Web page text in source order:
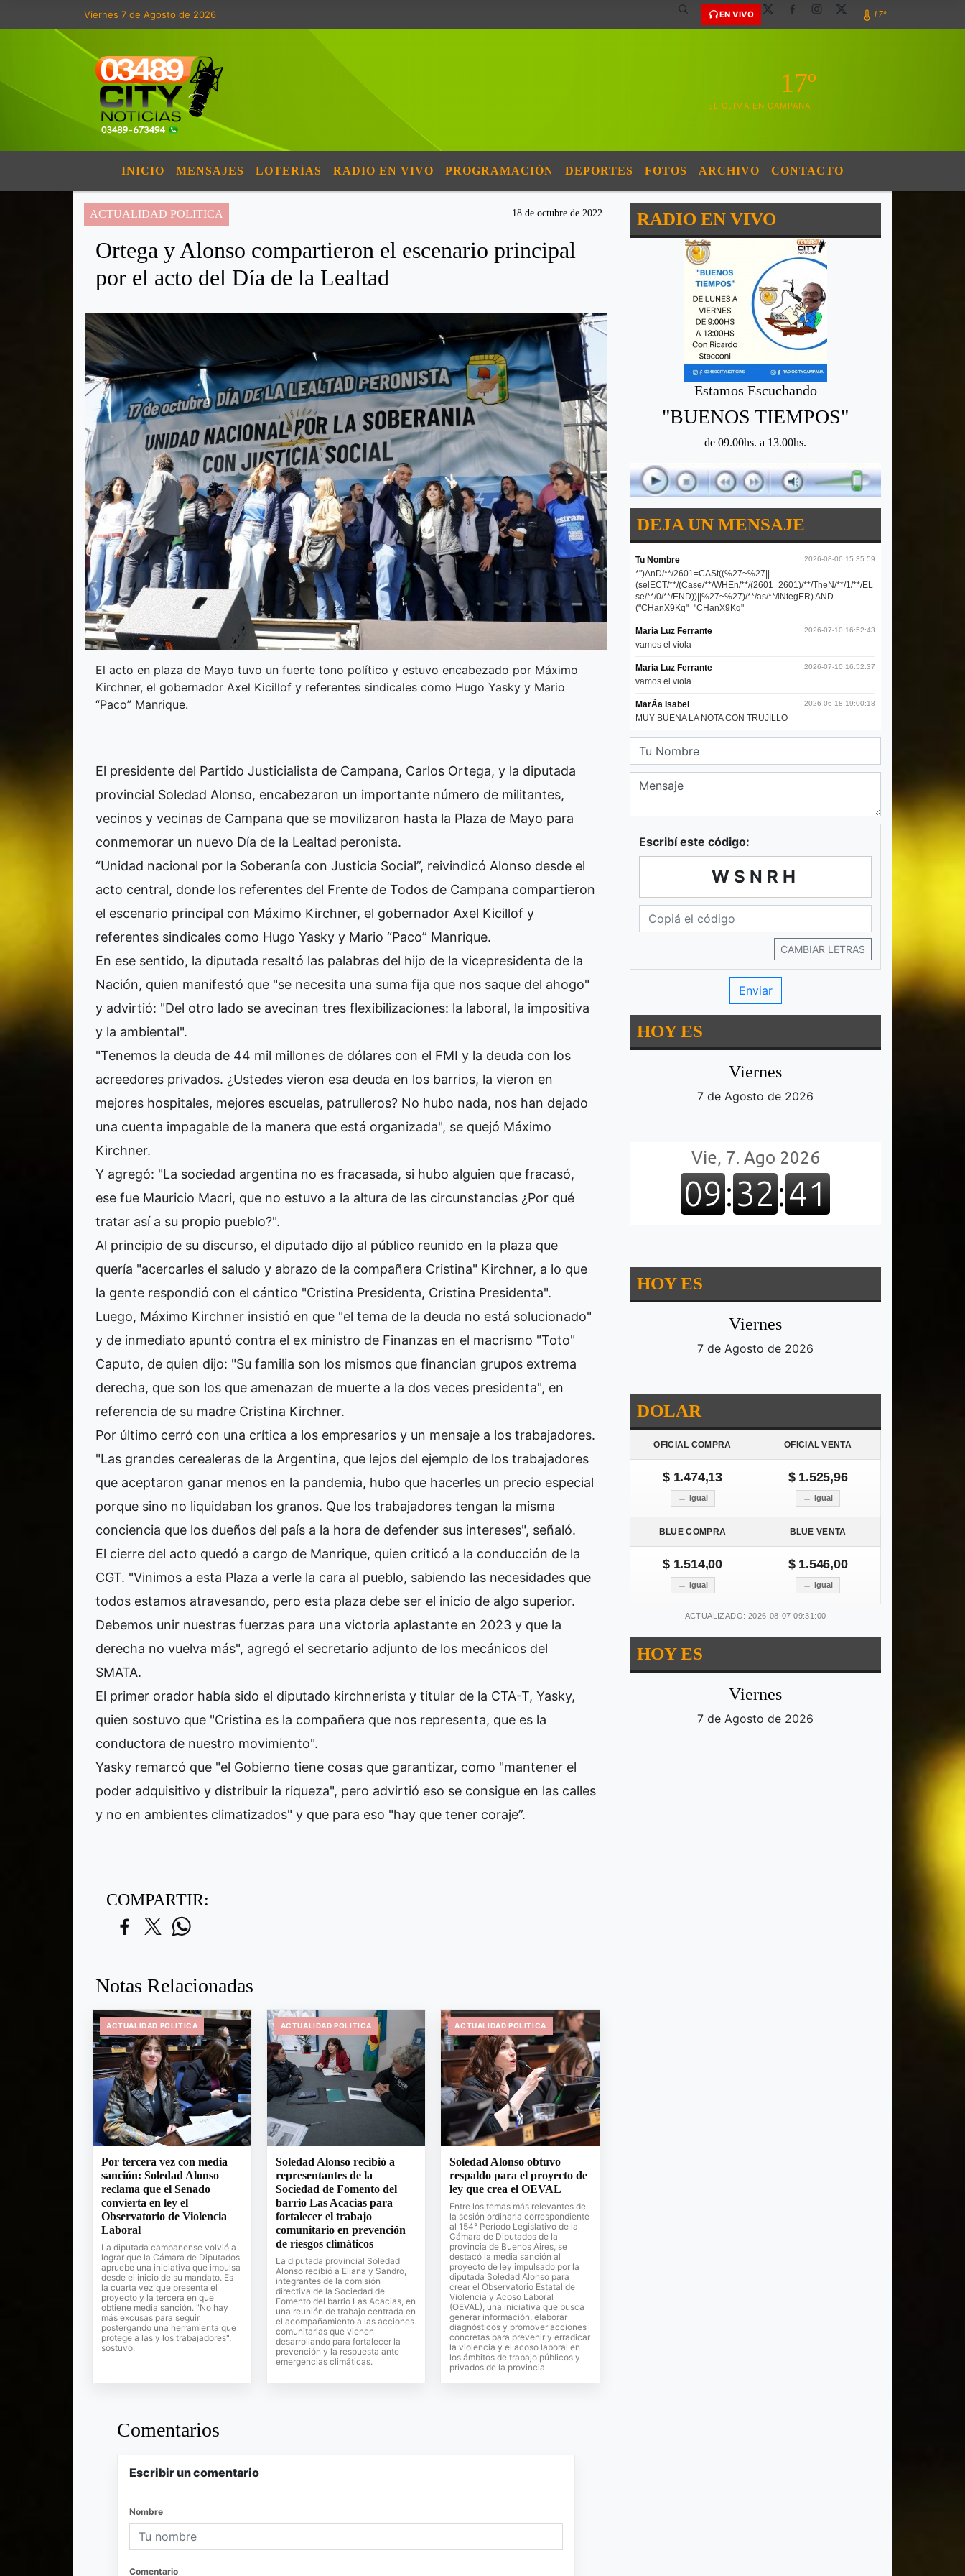
Viernes 7 de Agosto de 2026 EN VIVO 17º
17º
EL CLIMA EN CAMPANA
INICIO MENSAJES LOTERÍAS RADIO EN VIVO PROGRAMACIÓN DEPORTES FOTOS ARCHIVO CONTACTO
ACTUALIDAD POLITICA 18 de octubre de 2022
Ortega y Alonso compartieron el escenario principal
por el acto del Día de la Lealtad
El acto en plaza de Mayo tuvo un fuerte tono político y estuvo encabezado por Máximo
Kirchner, el gobernador Axel Kicillof y referentes sindicales como Hugo Yasky y Mario
“Paco” Manrique.
El presidente del Partido Justicialista de Campana, Carlos Ortega, y la diputada
provincial Soledad Alonso, encabezaron un importante número de militantes,
vecinos y vecinas de Campana que se movilizaron hasta la Plaza de Mayo para
conmemorar un nuevo Día de la Lealtad peronista.
“Unidad nacional por la Soberanía con Justicia Social”, reivindicó Alonso desde el
acto central, donde los referentes del Frente de Todos de Campana compartieron
el escenario principal con Máximo Kirchner, el gobernador Axel Kicillof y
referentes sindicales como Hugo Yasky y Mario “Paco” Manrique.
En ese sentido, la diputada resaltó las palabras del hijo de la vicepresidenta de la
Nación, quien manifestó que "se necesita una suma fija que nos saque del ahogo"
y advirtió: "Del otro lado se avecinan tres flexibilizaciones: la laboral, la impositiva
y la ambiental".
"Tenemos la deuda de 44 mil millones de dólares con el FMI y la deuda con los
acreedores privados. ¿Ustedes vieron esa deuda en los barrios, la vieron en
mejores hospitales, mejores escuelas, patrulleros? No hubo nada, nos han dejado
una cuenta impagable de la manera que está organizada", se quejó Máximo
Kirchner.
Y agregó: "La sociedad argentina no es fracasada, si hubo alguien que fracasó,
ese fue Mauricio Macri, que no estuvo a la altura de las circunstancias ¿Por qué
tratar así a su propio pueblo?".
Al principio de su discurso, el diputado dijo al público reunido en la plaza que
quería "acercarles el saludo y abrazo de la compañera Cristina" Kirchner, a lo que
la gente respondió con el cántico "Cristina Presidenta, Cristina Presidenta".
Luego, Máximo Kirchner insistió en que "el tema de la deuda no está solucionado"
y de inmediato apuntó contra el ex ministro de Finanzas en el macrismo "Toto"
Caputo, de quien dijo: "Su familia son los mismos que financian grupos extrema
derecha, que son los que amenazan de muerte a la dos veces presidenta", en
referencia de su madre Cristina Kirchner.
Por último cerró con una crítica a los empresarios y un mensaje a los trabajadores.
"Las grandes cerealeras de la Argentina, que lejos del ejemplo de los trabajadores
que aceptaron ganar menos en la pandemia, hubo que hacerles un precio especial
porque sino no liquidaban los granos. Que los trabajadores tengan la misma
conciencia que los dueños del país a la hora de defender sus intereses", señaló.
El cierre del acto quedó a cargo de Manrique, quien criticó a la conducción de la
CGT. "Vinimos a esta Plaza a verle la cara al pueblo, sabiendo las necesidades que
todos estamos atravesando, pero esta plaza debe ser el inicio de algo superior.
Debemos unir nuestras fuerzas para una victoria aplastante en 2023 y que la
derecha no vuelva más", agregó el secretario adjunto de los mecánicos del
SMATA.
El primer orador había sido el diputado kirchnerista y titular de la CTA-T, Yasky,
quien sostuvo que "Cristina es la compañera que nos representa, que es la
conductora de nuestro movimiento".
Yasky remarcó que "el Gobierno tiene cosas que garantizar, como "mantener el
poder adquisitivo y distribuir la riqueza", pero advirtió eso se consigue en las calles
y no en ambientes climatizados" y que para eso "hay que tener coraje”.
COMPARTIR:
Notas Relacionadas
ACTUALIDAD POLITICA
Por tercera vez con media
sanción: Soledad Alonso
reclama que el Senado
convierta en ley el
Observatorio de Violencia
Laboral
La diputada campanense volvió a
lograr que la Cámara de Diputados
apruebe una iniciativa que impulsa
desde el inicio de su mandato. Es
la cuarta vez que presenta el
proyecto y la tercera en que
obtiene media sanción. "No hay
más excusas para seguir
postergando una herramienta que
protege a las y los trabajadores",
sostuvo.
ACTUALIDAD POLITICA
Soledad Alonso recibió a
representantes de la
Sociedad de Fomento del
barrio Las Acacias para
fortalecer el trabajo
comunitario en prevención
de riesgos climáticos
La diputada provincial Soledad
Alonso recibió a Eliana y Sandro,
integrantes de la comisión
directiva de la Sociedad de
Fomento del barrio Las Acacias, en
una reunión de trabajo centrada en
el acompañamiento a las acciones
comunitarias que vienen
desarrollando para fortalecer la
prevención y la respuesta ante
emergencias climáticas.
ACTUALIDAD POLITICA
Soledad Alonso obtuvo
respaldo para el proyecto de
ley que crea el OEVAL
Entre los temas más relevantes de
la sesión ordinaria correspondiente
al 154° Período Legislativo de la
Cámara de Diputados de la
provincia de Buenos Aires, se
destacó la media sanción al
proyecto de ley impulsado por la
diputada Soledad Alonso para
crear el Observatorio Estatal de
Violencia y Acoso Laboral
(OEVAL), una iniciativa que busca
generar información, elaborar
diagnósticos y promover acciones
concretas para prevenir y erradicar
la violencia y el acoso laboral en
los ámbitos de trabajo públicos y
privados de la provincia.
Comentarios
Escribir un comentario
Nombre
Comentario
RADIO EN VIVO
Estamos Escuchando
"BUENOS TIEMPOS"
de 09.00hs. a 13.00hs.
DEJA UN MENSAJE
Escribí este código:
WSNRH
CAMBIAR LETRAS
HOY ES
Viernes
7 de Agosto de 2026
HOY ES
Viernes
7 de Agosto de 2026
DOLAR
OFICIAL COMPRA OFICIAL VENTA
$ 1.474,13
Igual
$ 1.525,96
Igual
BLUE COMPRA BLUE VENTA
$ 1.514,00
Igual
$ 1.546,00
Igual
ACTUALIZADO: 2026-08-07 09:31:00
HOY ES
Viernes
7 de Agosto de 2026